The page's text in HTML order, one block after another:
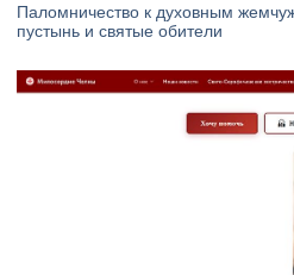
Паломничество к духовным
пустынь и святые обители